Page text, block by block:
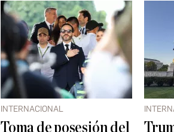
INTERNACIONAL
Toma de posesión del